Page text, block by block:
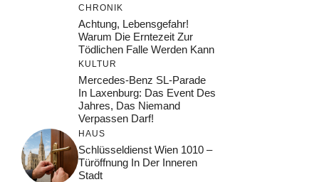
CHRONIK
Achtung, Lebensgefahr!
Warum Die Erntezeit Zur
Tödlichen Falle Werden Kann
KULTUR
Mercedes-Benz SL-Parade
In Laxenburg: Das Event Des
Jahres, Das Niemand
Verpassen Darf!
HAUS
Schlüsseldienst Wien 1010 –
Türöffnung In Der Inneren
Stadt